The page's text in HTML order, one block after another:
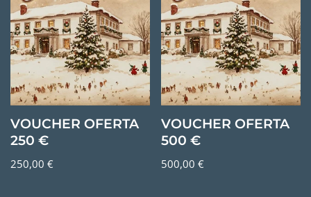
VOUCHER OFERTA
250 €
250,00 €
VOUCHER OFERTA
500 €
500,00€